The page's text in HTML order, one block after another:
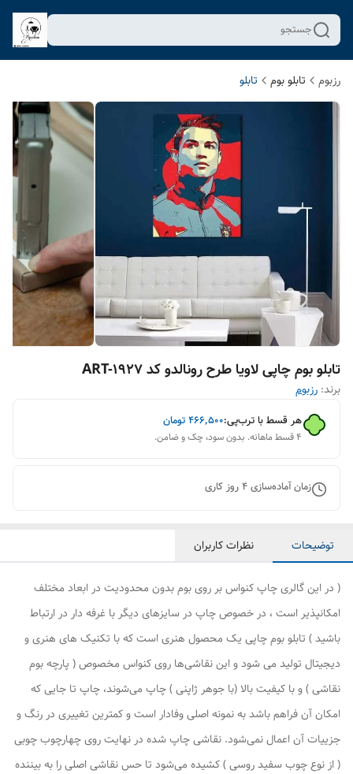
جستجو
رزبوم تابلو بوم تابلو
تابلو بوم چاپی لاویا طرح رونالدو کد ART-1927
برند: رزبوم
هر قسط با ترب‌پی:۴۶۶٬۵۰۰تومان
۴ قسط ماهانه. بدون سود، چک و ضامن.
زمان آماده‌سازی4روز کاری
توضیحات نظرات کاربران
( در این گالری چاپ کنواس بر روی بوم بدون محدودیت در ابعاد مختلف
امکانپذیر است ، در خصوص چاپ در سایزهای دیگر با غرفه دار در ارتباط
باشید ) تابلو بوم چاپی یک محصول هنری است که با تکنیک های هنری و
دیجیتال تولید می شود و این نقاشی‌ها روی کنواس مخصوص ( پارچه بوم
نقاشی ) و با کیفیت بالا (با جوهر ژاپنی ) چاپ می‌شوند، چاپ تا جایی که
امکان آن فراهم باشد به نمونه اصلی وفادار است و کمترین تغییری در رنگ و
جزییات آن اعمال نمی‌شود. نقاشی چاپ شده در نهایت روی چهارچوب چوبی
( از نوع چوب سفید روسی ) کشیده می‌شود تا حس نقاشی اصلی را به بیننده